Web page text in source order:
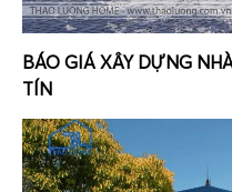
BÁO GIÁ XÂY DỰNG
TÍN